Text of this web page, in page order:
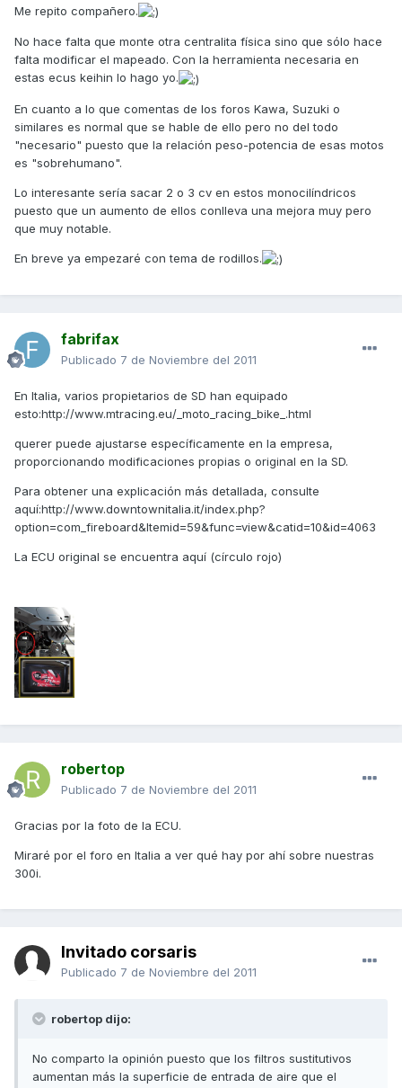
Me repito compañero.
No hace falta que monte otra centralita física sino que sólo hace
falta modificar el mapeado. Con la herramienta necesaria en
estas ecus keihin lo hago yo.
En cuanto a lo que comentas de los foros Kawa, Suzuki o
similares es normal que se hable de ello pero no del todo
"necesario" puesto que la relación peso-potencia de esas motos
es "sobrehumano".
Lo interesante sería sacar 2 o 3 cv en estos monocilíndricos
puesto que un aumento de ellos conlleva una mejora muy pero
que muy notable.
En breve ya empezaré con tema de rodillos.
fabrifax
Publicado 7 de Noviembre del 2011
En Italia, varios propietarios de SD han equipado
esto:http://www.mtracing.eu/_moto_racing_bike_.html
querer puede ajustarse específicamente en la empresa,
proporcionando modificaciones propias o original en la SD.
Para obtener una explicación más detallada, consulte
aquí:http://www.downtownitalia.it/index.php?
option=com_fireboard&Itemid=59&func=view&catid=10&id=4063
La ECU original se encuentra aquí (círculo rojo)
robertop
Publicado 7 de Noviembre del 2011
Gracias por la foto de la ECU.
Miraré por el foro en Italia a ver qué hay por ahí sobre nuestras
300i.
Invitado corsaris
Publicado 7 de Noviembre del 2011
robertop dijo:
No comparto la opinión puesto que los filtros sustitutivos
aumentan más la superficie de entrada de aire que el